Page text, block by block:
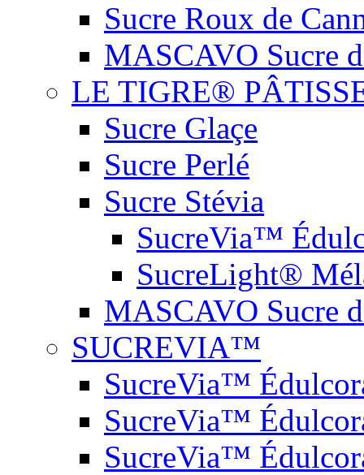
Sucre Roux de
MASCAVO Sucre
LE TIGRE®
Sucre Glaçe
Sucre Perlé
Sucre Stévia
SucreVia™
SucreLight®
MASCAVO Sucre
SUCREVIA™
SucreVia™
SucreVia™
SucreVia™